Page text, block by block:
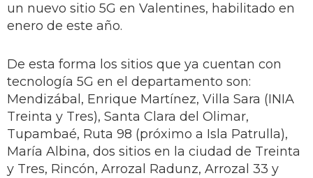
un nuevo sitio 5G en Valentines, habilitado en
enero de este año.
De esta forma los sitios que ya cuentan con
tecnología 5G en el departamento son:
Mendizábal, Enrique Martínez, Villa Sara (INIA
Treinta y Tres), Santa Clara del Olimar,
Tupambaé, Ruta 98 (próximo a Isla Patrulla),
María Albina, dos sitios en la ciudad de Treinta
y Tres, Rincón, Arrozal Radunz, Arrozal 33 y